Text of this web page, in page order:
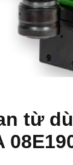
từ